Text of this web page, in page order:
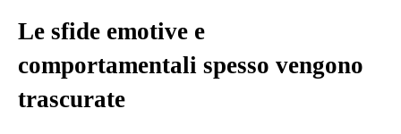
Le sfide emotive e
comportamentali spesso vengono
trascurate